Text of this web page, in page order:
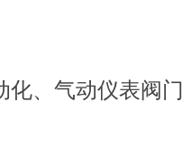
化、气动仪表阀门